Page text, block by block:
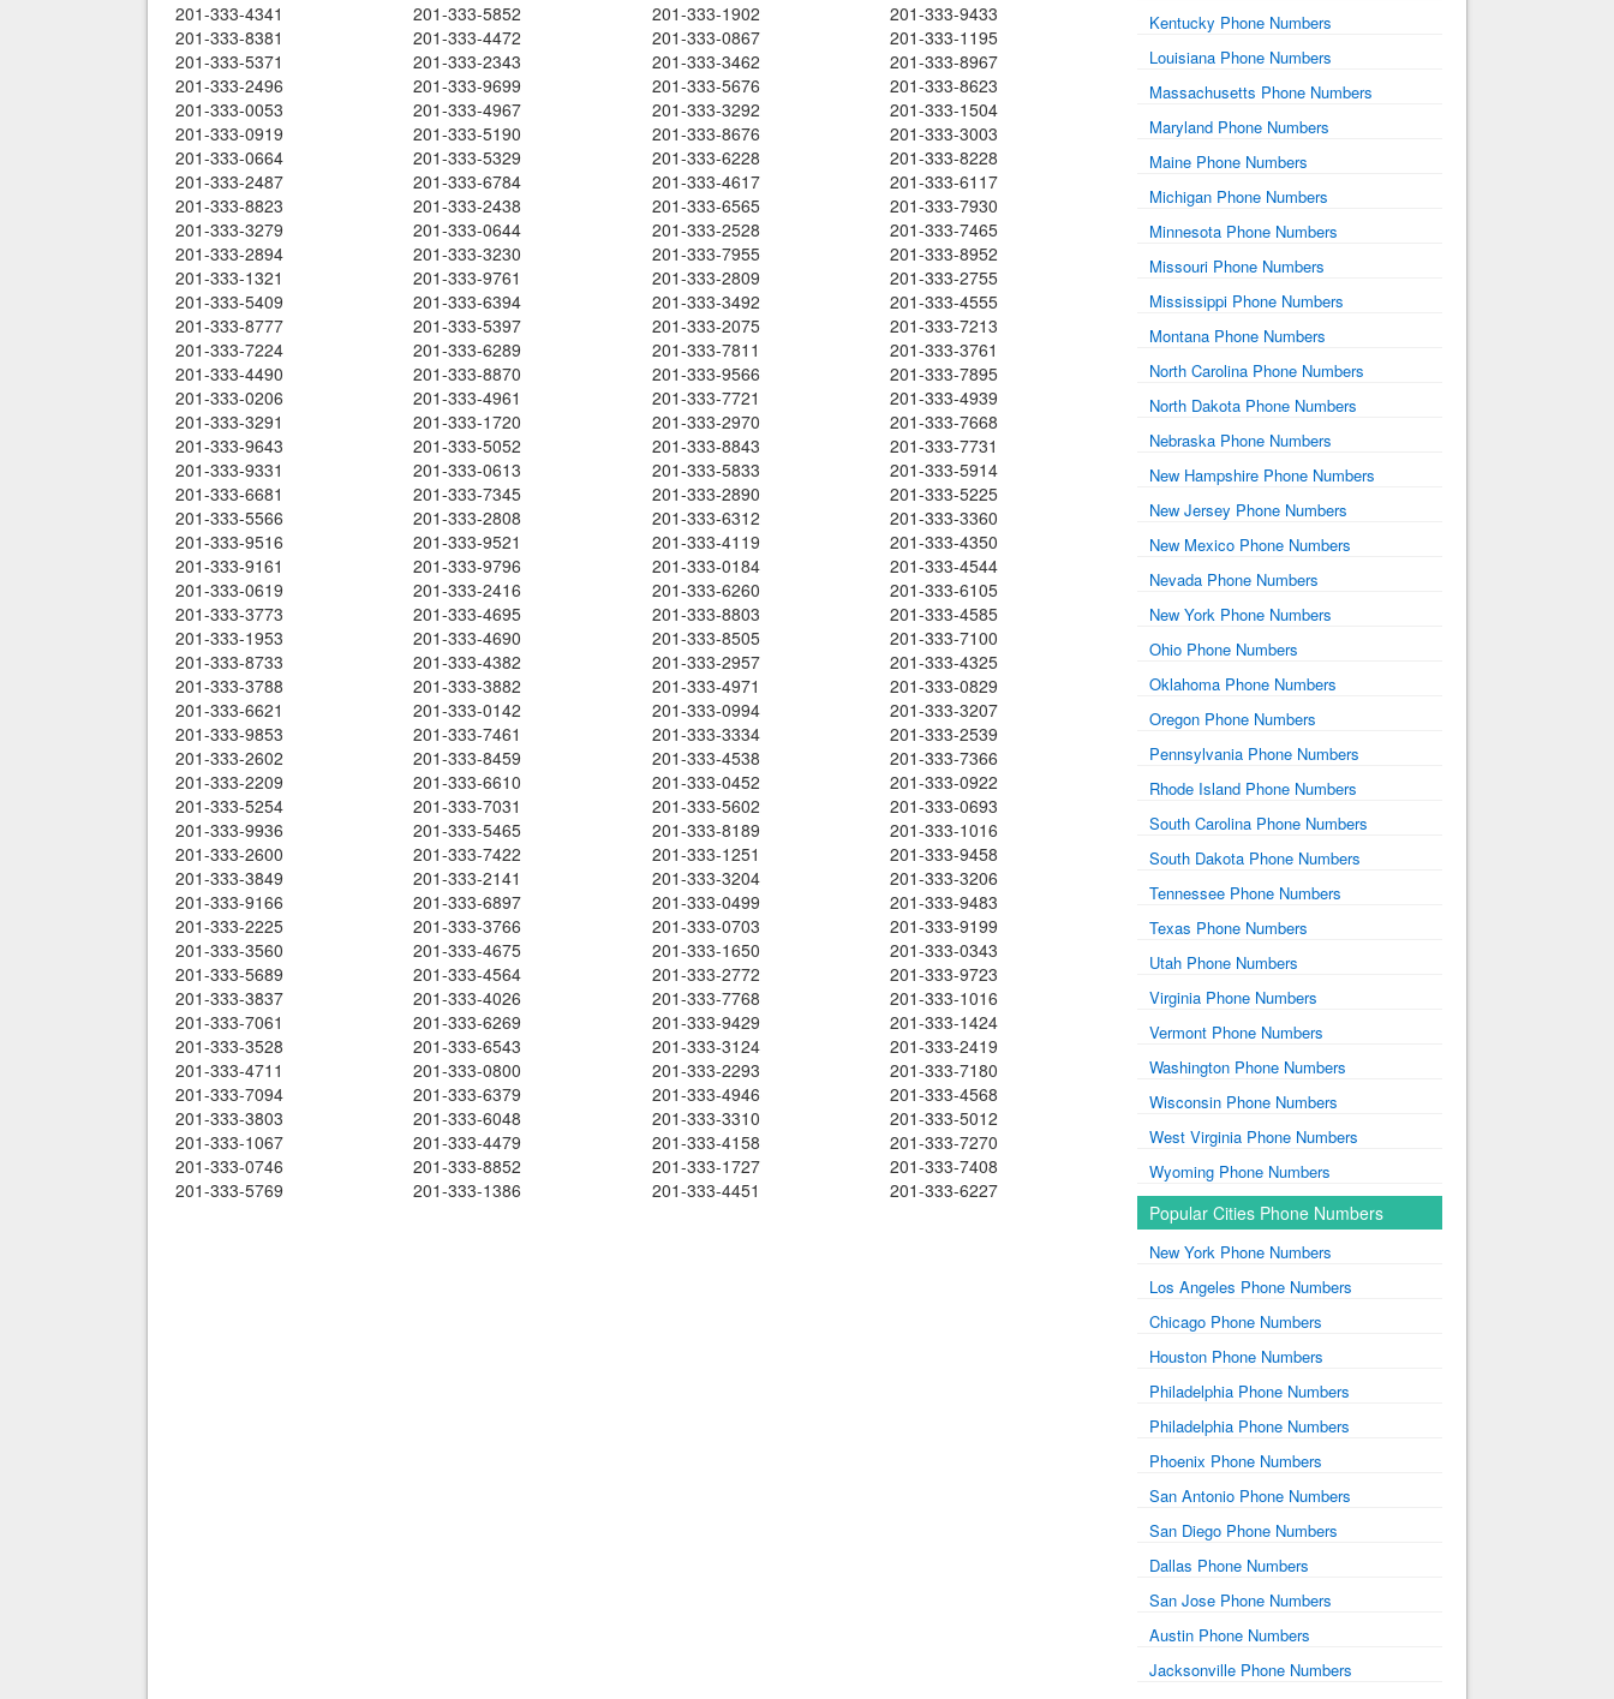
201-333-4341 201-333-5852 201-333-1902
201-333-9433
201-333-8381
201-333-4472 201-333-0867
201-333-1195
201-333-5371
201-333-2343 201-333-3462
201-333-8967
201-333-2496
201-333-9699 201-333-5676
201-333-8623
201-333-0053
201-333-4967 201-333-3292
201-333-1504
201-333-0919
201-333-5190 201-333-8676
201-333-3003
201-333-0664
201-333-5329 201-333-6228
201-333-8228
201-333-2487
201-333-6784 201-333-4617
201-333-6117
201-333-8823
201-333-2438 201-333-6565
201-333-7930
201-333-3279
201-333-0644 201-333-2528
201-333-7465
201-333-2894
201-333-3230 201-333-7955
201-333-8952
201-333-1321
201-333-9761 201-333-2809
201-333-2755
201-333-5409
201-333-6394 201-333-3492
201-333-4555
201-333-8777
201-333-5397 201-333-2075
201-333-7213
201-333-7224
201-333-6289 201-333-7811
201-333-3761
201-333-4490
201-333-8870 201-333-9566
201-333-7895
201-333-0206
201-333-4961 201-333-7721
201-333-4939
201-333-3291
201-333-1720 201-333-2970
201-333-7668
201-333-9643
201-333-5052 201-333-8843
201-333-7731
201-333-9331
201-333-0613 201-333-5833
201-333-5914
201-333-6681
201-333-7345 201-333-2890
201-333-5225
201-333-5566
201-333-2808 201-333-6312
201-333-3360
201-333-9516
201-333-9521 201-333-4119
201-333-4350
201-333-9161
201-333-9796 201-333-0184
201-333-4544
201-333-0619
201-333-2416 201-333-6260
201-333-6105
201-333-3773
201-333-4695 201-333-8803
201-333-4585
201-333-1953
201-333-4690 201-333-8505
201-333-7100
201-333-8733
201-333-4382 201-333-2957
201-333-4325
201-333-3788
201-333-3882 201-333-4971
201-333-0829
201-333-6621
201-333-0142 201-333-0994
201-333-3207
201-333-9853
201-333-7461 201-333-3334
201-333-2539
201-333-2602
201-333-8459 201-333-4538
201-333-7366
201-333-2209
201-333-6610 201-333-0452
201-333-0922
201-333-5254
201-333-7031 201-333-5602
201-333-0693
201-333-9936
201-333-5465 201-333-8189
201-333-1016
201-333-2600
201-333-7422 201-333-1251
201-333-9458
201-333-3849
201-333-2141 201-333-3204
201-333-3206
201-333-9166
201-333-6897 201-333-0499
201-333-9483
201-333-2225
201-333-3766 201-333-0703
201-333-9199
201-333-3560
201-333-4675 201-333-1650
201-333-0343
201-333-5689
201-333-4564 201-333-2772
201-333-9723
201-333-3837
201-333-4026 201-333-7768
201-333-1016
201-333-7061
201-333-6269 201-333-9429
201-333-1424
201-333-3528
201-333-6543 201-333-3124
201-333-2419
201-333-4711
201-333-0800 201-333-2293
201-333-7180
201-333-7094
201-333-6379 201-333-4946
201-333-4568
201-333-3803
201-333-6048 201-333-3310
201-333-5012
201-333-1067
201-333-4479 201-333-4158
201-333-7270
201-333-0746
201-333-8852 201-333-1727
201-333-7408
201-333-5769
201-333-1386 201-333-4451 201-333-6227
Kentucky Phone Numbers
Louisiana Phone Numbers
Massachusetts Phone Numbers
Maryland Phone Numbers
Maine Phone Numbers
Michigan Phone Numbers
Minnesota Phone Numbers
Missouri Phone Numbers
Mississippi Phone Numbers
Montana Phone Numbers
North Carolina Phone Numbers
North Dakota Phone Numbers
Nebraska Phone Numbers
New Hampshire Phone Numbers
New Jersey Phone Numbers
New Mexico Phone Numbers
Nevada Phone Numbers
New York Phone Numbers
Ohio Phone Numbers
Oklahoma Phone Numbers
Oregon Phone Numbers
Pennsylvania Phone Numbers
Rhode Island Phone Numbers
South Carolina Phone Numbers
South Dakota Phone Numbers
Tennessee Phone Numbers
Texas Phone Numbers
Utah Phone Numbers
Virginia Phone Numbers
Vermont Phone Numbers
Washington Phone Numbers
Wisconsin Phone Numbers
West Virginia Phone Numbers
Wyoming Phone Numbers
Popular Cities Phone Numbers
New York Phone Numbers
Los Angeles Phone Numbers
Chicago Phone Numbers
Houston Phone Numbers
Philadelphia Phone Numbers
Philadelphia Phone Numbers
Phoenix Phone Numbers
San Antonio Phone Numbers
San Diego Phone Numbers
Dallas Phone Numbers
San Jose Phone Numbers
Austin Phone Numbers
Jacksonville Phone Numbers